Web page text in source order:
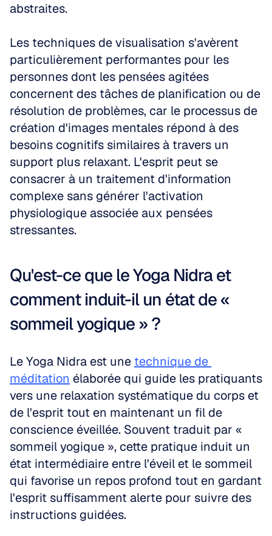
abstraites.
Les techniques de visualisation s'avèrent
particulièrement performantes pour les
personnes dont les pensées agitées
concernent des tâches de planification ou de
résolution de problèmes, car le processus de
création d'images mentales répond à des
besoins cognitifs similaires à travers un
support plus relaxant. L'esprit peut se
consacrer à un traitement d'information
complexe sans générer l'activation
physiologique associée aux pensées
stressantes.
Qu'est-ce que le Yoga Nidra et
comment induit-il un état de «
sommeil yogique » ?
Le Yoga Nidra est une technique de
méditation élaborée qui guide les pratiquants
vers une relaxation systématique du corps et
de l'esprit tout en maintenant un fil de
conscience éveillée. Souvent traduit par «
sommeil yogique », cette pratique induit un
état intermédiaire entre l'éveil et le sommeil
qui favorise un repos profond tout en gardant
l'esprit suffisamment alerte pour suivre des
instructions guidées.